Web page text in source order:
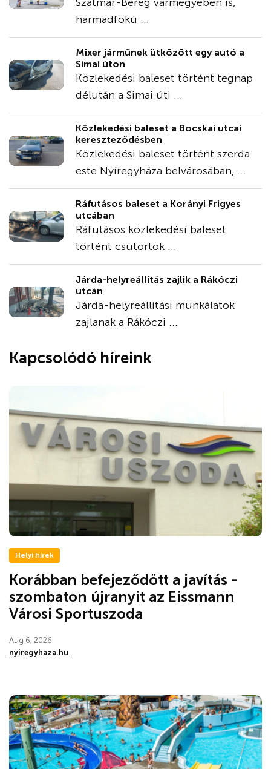
harmadfokú ...
Mixer járműnek ütközött egy autó a
Simai úton
Közlekedési baleset történt tegnap
délután a Simai úti ...
Közlekedési baleset a Bocskai utcai
kereszteződésben
Közlekedési baleset történt szerda
este Nyíregyháza belvárosában, ...
Ráfutásos baleset a Korányi Frigyes
utcában
Ráfutásos közlekedési baleset
történt csütörtök ...
Járda-helyreállítás zajlik a Rákóczi
utcán
Járda-helyreállítási munkálatok
zajlanak a Rákóczi ...
Kapcsolódó híreink
Helyi hírek
Korábban befejeződött a javítás -
szombaton újranyit az Eissmann
Városi Sportuszoda
Aug 6, 2026
nyiregyhaza.hu